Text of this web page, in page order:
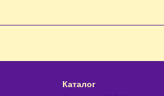
Каталог